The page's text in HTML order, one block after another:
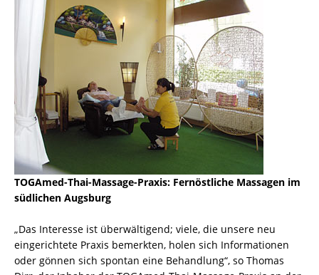
TOGAmed-Thai-Massage-Praxis: Fernöstliche Massagen im
südlichen Augsburg
„Das Interesse ist überwältigend; viele, die unsere neu
eingerichtete Praxis bemerkten, holen sich Informationen
oder gönnen sich spontan eine Behandlung“, so Thomas